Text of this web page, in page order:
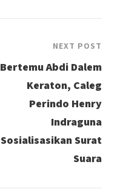
NEXT POST
Bertemu Abdi Dalem
Keraton, Caleg
Perindo Henry
Indraguna
Sosialisasikan Surat
Suara